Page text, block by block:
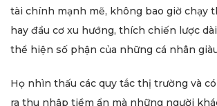
tài chính mạnh mẽ, không bao giờ chạy
hay đầu cơ xu hướng, thích chiến lược
thể hiện số phận của những cá nhân
Họ nhìn thấu các quy tắc thị trường và
ra thu nhập tiềm ẩn mà những người